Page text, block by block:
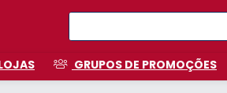
GRUPOS DE PROMOÇÕES